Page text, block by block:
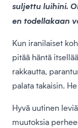
suljettu luihini.
en todellakaan
Kun iranilaiset
pitää häntä
rakkautta,
palata takaisin.
Hyvä uutinen
muutoksia